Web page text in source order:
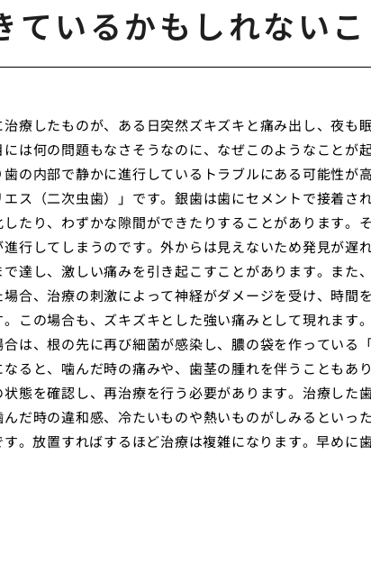
ているかもしれないこ
療したものが、ある日突然ズキズキと痛み出し、夜も
は何の問題もなさそうなのに、なぜこのようなことが
の内部で静かに進行しているトラブルにある可能性が
ス（二次虫歯）」です。銀歯は歯にセメントで接着さ
たり、わずかな隙間ができたりすることがあります。
行してしまうのです。外からは見えないため発見が遅
達し、激しい痛みを引き起こすことがあります。また
合、治療の刺激によって神経がダメージを受け、時間
。この場合も、ズキズキとした強い痛みとして現れます
は、根の先に再び細菌が感染し、膿の袋を作っている
ると、噛んだ時の痛みや、歯茎の腫れを伴うこともあ
態を確認し、再治療を行う必要があります。治療した
だ時の違和感、冷たいものや熱いものがしみるといっ
。放置すればするほど治療は複雑になります。早めに